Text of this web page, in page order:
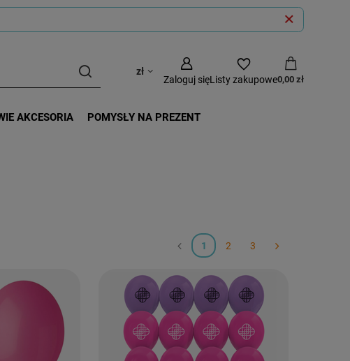
zł
Zaloguj sięListy zakupowe0,00 zł
AKCESORIA
POMYSŁY NA PREZENT
1 2 3